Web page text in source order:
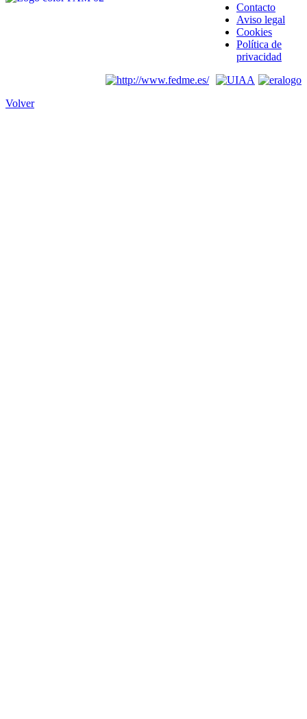
Contacto
Aviso legal
Cookies
Política de
privacidad
Volver